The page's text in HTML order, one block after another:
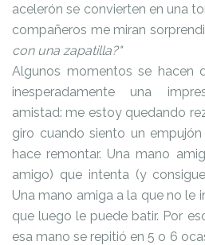
acelerón se convierten en una
compañeros me miran
con una zapatilla?"
Algunos momentos se hacen
inesperadamente una
amistad: me estoy quedando
giro cuando siento un
hace remontar. Una mano
amigo) que intenta (y
Una mano amiga a la que no le
que luego le puede batir. Por
esa mano se repitió en 5 o 6